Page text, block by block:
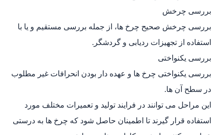
بررسی چرخش
بررسی چرخش صحیح چرخ‌ ها، از جمله بررسی مستقیم و یا با
استفاده از تجهیزات ردیابی و گردشگر.
بررسی یکنواختی
بررسی یکنواختی چرخ‌ ها و عهده دار بودن انحرافات غیر مطلوب
در سطح آن‌ ها.
این مراحل می‌ توانند در فرایند تولید و تعمیرات مختلف مورد
استفاده قرار گیرند تا اطمینان حاصل شود که چرخ‌ ها به درستی